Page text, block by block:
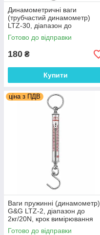
Динамометричні ваги
(трубчастий динамометр)
LTZ-30, діапазон до
3000г/30N, крок вимірювання
60г/0.6N
Готово до відправки
180 ₴
Купити
ціна з ПДВ
Ваги пружинні (динамометр)
G&G LTZ-2, діапазон до
2кг/20N, крок вимірювання
40г/0,4N. Німеччина
Готово до відправки